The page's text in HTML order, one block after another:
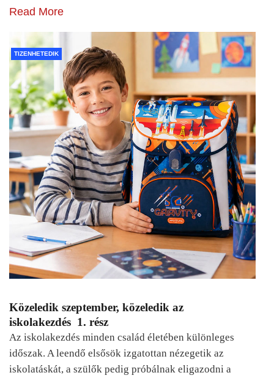
Read More
TIZENHETEDIK
Közeledik szeptember, közeledik az
iskolakezdés 1. rész
Az iskolakezdés minden család életében különleges
időszak. A leendő elsősök izgatottan nézegetik az
iskolatáskát, a szülők pedig próbálnak eligazodni a